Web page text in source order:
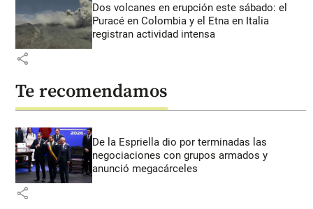
Dos volcanes en erupción este sábado: el
Puracé en Colombia y el Etna en Italia
registran actividad intensa
share
Te recomendamos
De la Espriella dio por terminadas las
negociaciones con grupos armados y
anunció megacárceles
share